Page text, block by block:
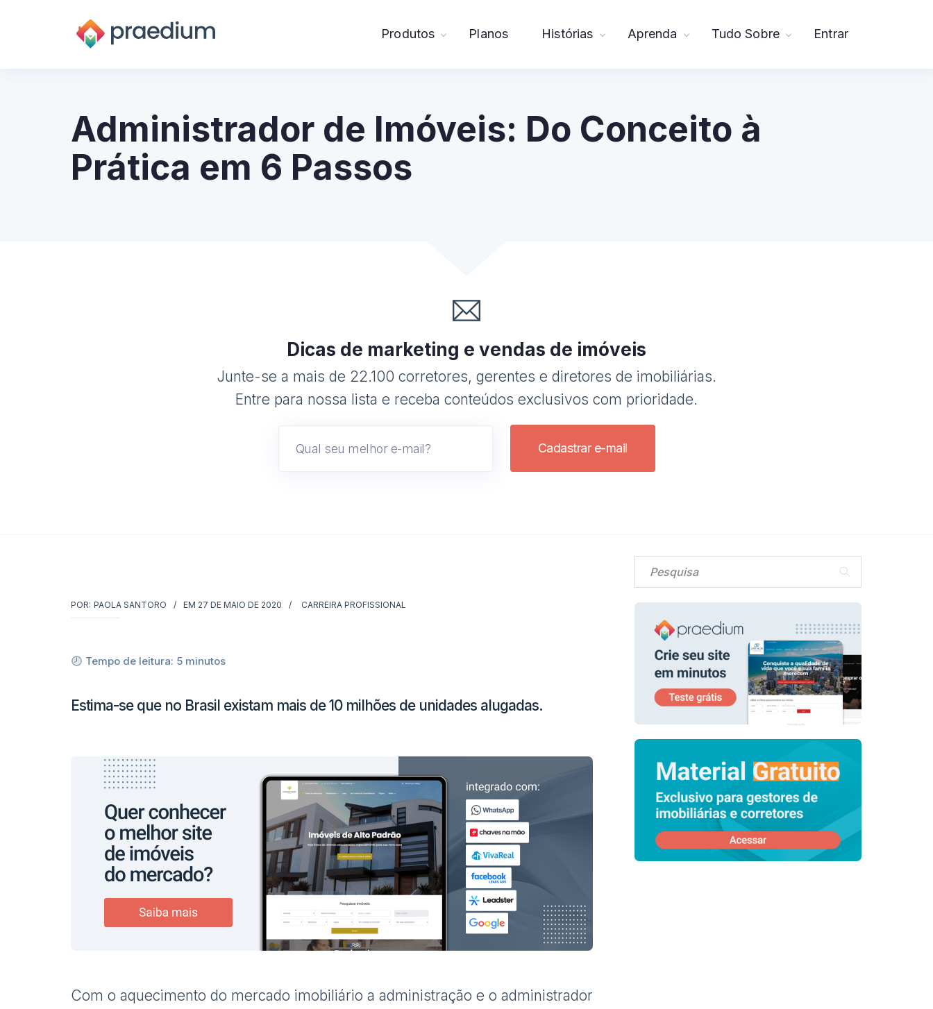
Produtos Planos Histórias Aprenda Tudo Sobre Entrar
Administrador de Imóveis: Do Conceito à
Prática em 6 Passos
Dicas de marketing e vendas de imóveis
Junte-se a mais de 22.100 corretores, gerentes e diretores de imobiliárias.
Entre para nossa lista e receba conteúdos exclusivos com prioridade.
Cadastrar e-mail
POR: PAOLA SANTORO EM 27 DE MAIO DE 2020 CARREIRA PROFISSIONAL
Tempo de leitura: 5 minutos
Estima-se que no Brasil existam mais de 10 milhões de unidades alugadas.
Com o aquecimento do mercado imobiliário a administração e o administrador